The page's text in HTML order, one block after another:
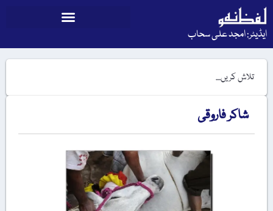
ایڈیٹر: امجد علی سحاب
شاکر فاروقی